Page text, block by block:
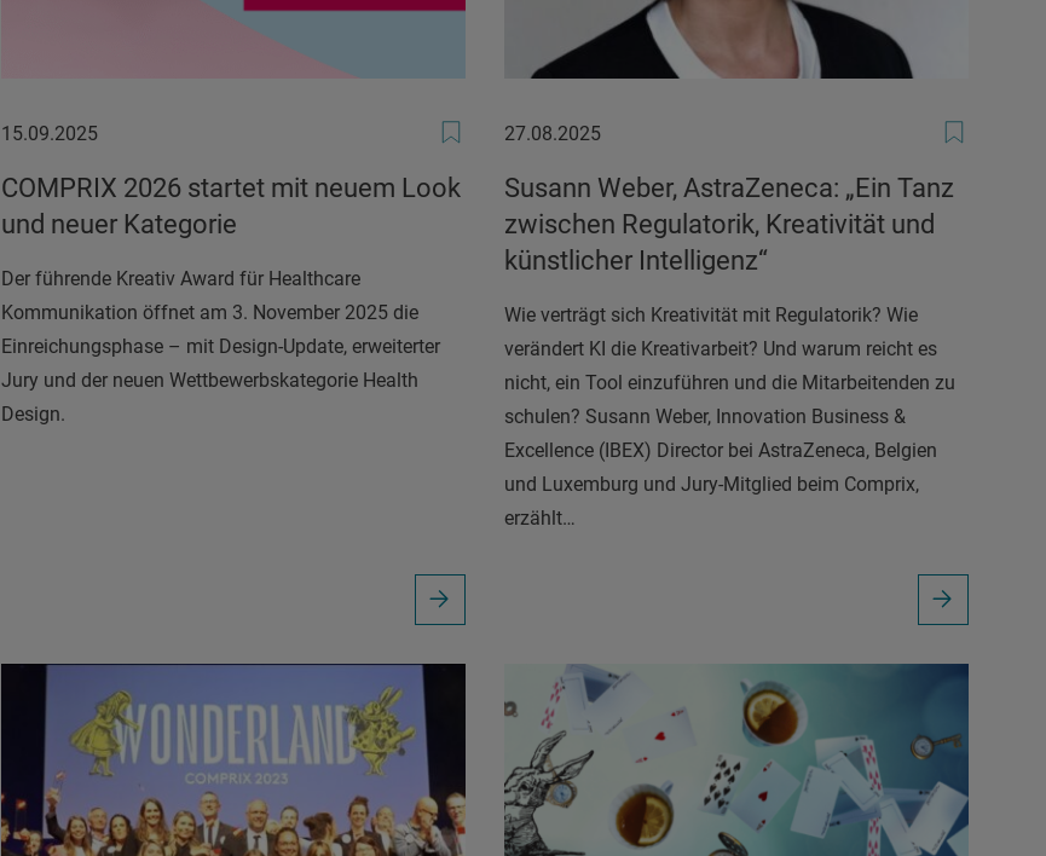
15.09.2025
15.09.2025
COMPRIX 2026 startet mit neuem Look
und neuer Kategorie
Der führende Kreativ Award für Healthcare
Kommunikation öffnet am 3. November 2025 die
Einreichungsphase – mit Design-Update, erweiterter
Jury und der neuen Wettbewerbskategorie Health
Design.
27.08.2025
27.08.2025
Susann Weber, AstraZeneca: „Ein Tanz
zwischen Regulatorik, Kreativität und
künstlicher Intelligenz“
Wie verträgt sich Kreativität mit Regulatorik? Wie
verändert KI die Kreativarbeit? Und warum reicht es
nicht, ein Tool einzuführen und die Mitarbeitenden zu
schulen? Susann Weber, Innovation Business &
Excellence (IBEX) Director bei AstraZeneca, Belgien
und Luxemburg und Jury-Mitglied beim Comprix,
erzählt…